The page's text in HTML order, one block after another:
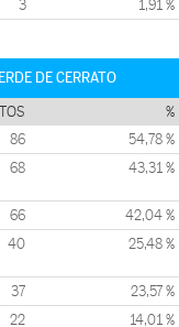
3 1,91 %
DE CERRATO
%
86 54,78 %
68 43,31 %
66 42,04 %
40 25,48 %
37 23,57 %
22 14,01 %